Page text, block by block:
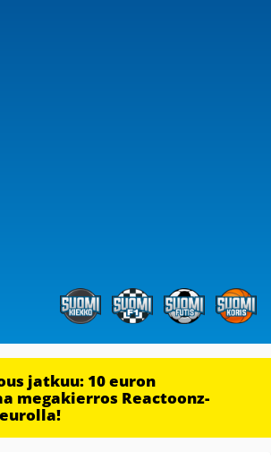
jatkuu: 10 euron
megakierros Reactoonz-